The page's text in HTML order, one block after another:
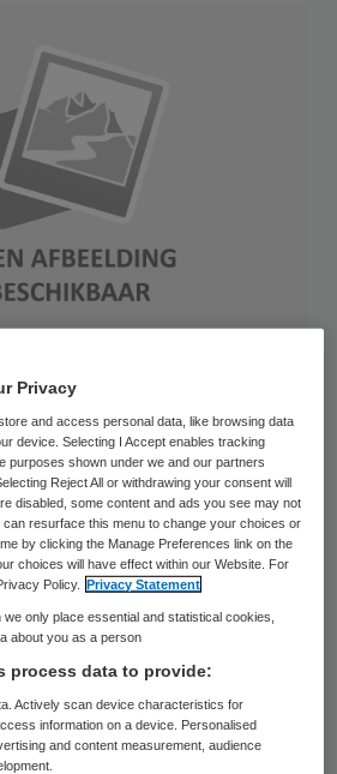
in onderzoek en beleid
een kwestie van
gericht op het
in een asymetrisch
onderzoekers
en Meralda Slager.
docent aan de Vrije
en Slager,docent aan de
noemen het opvallend
zomaar kunnen
Privacy
and access personal data, like browsing data
device. Selecting I Accept enables tracking
purposes shown under we and our partners
Reject All or withdrawing your consent will
disabled, some content and ads you see may not
can resurface this menu to change your choices or
by clicking the Manage Preferences link on the
choices will have effect within our Website. For
Policy.
Privacy Statement
only place essential and statistical cookies,
about you as a person
process data to provide:
Actively scan device characteristics for
information on a device. Personalised
and content measurement, audience